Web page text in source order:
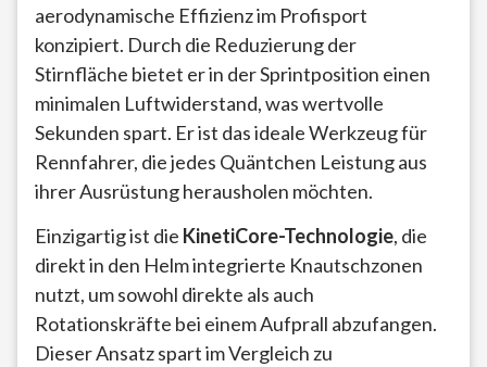
aerodynamische Effizienz im Profisport
konzipiert. Durch die Reduzierung der
Stirnfläche bietet er in der Sprintposition einen
minimalen Luftwiderstand, was wertvolle
Sekunden spart. Er ist das ideale Werkzeug für
Rennfahrer, die jedes Quäntchen Leistung aus
ihrer Ausrüstung herausholen möchten.
Einzigartig ist die KinetiCore-Technologie, die
direkt in den Helm integrierte Knautschzonen
nutzt, um sowohl direkte als auch
Rotationskräfte bei einem Aufprall abzufangen.
Dieser Ansatz spart im Vergleich zu